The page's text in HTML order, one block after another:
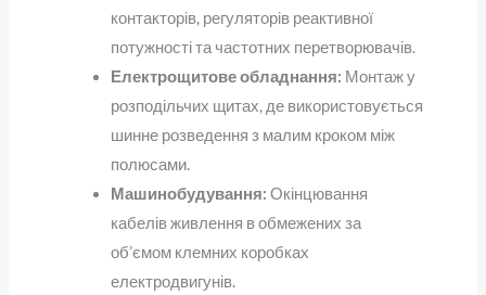
контакторів, регуляторів реактивної
потужності та частотних перетворювачів.
Електрощитове обладнання: Монтаж у
розподільчих щитах, де використовується
шинне розведення з малим кроком між
полюсами.
Машинобудування: Окінцювання
кабелів живлення в обмежених за
об’ємом клемних коробках
електродвигунів.